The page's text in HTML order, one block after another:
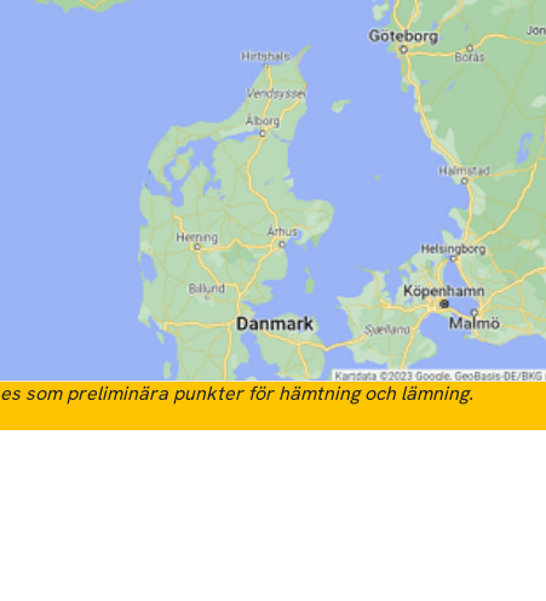
som preliminära punkter för hämtning och lämning.